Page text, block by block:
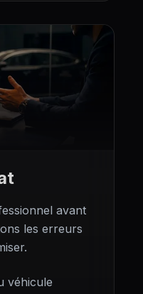
avant
les erreurs
véhicule